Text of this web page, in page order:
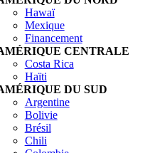
Hawaï
Mexique
Financement
CENTRALE
Costa Rica
Haïti
DU SUD
Argentine
Bolivie
Brésil
Chili